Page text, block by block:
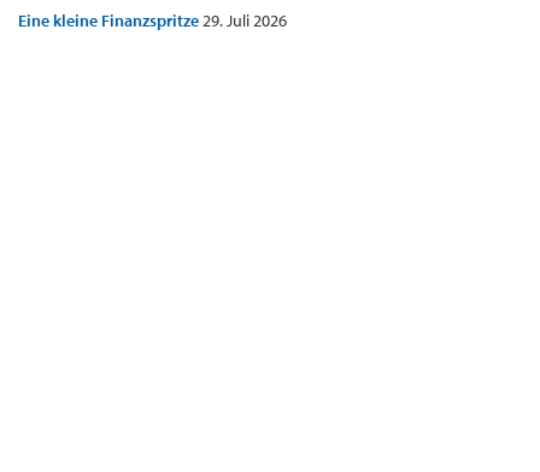
Eine kleine Finanzspritze29. Juli 2026